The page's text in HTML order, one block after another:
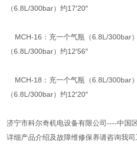
（6.8L/300bar）约17′20″
MCH-16：充一个气瓶（6.8L/300bar）
（6.8L/300bar）约12′56″
MCH-18：充一个气瓶（6.8L/300bar）
（6.8L/300bar）约12′20″
济宁市科尔奇机电设备有限公司----中国
详细产品介绍及故障维修保养请咨询我